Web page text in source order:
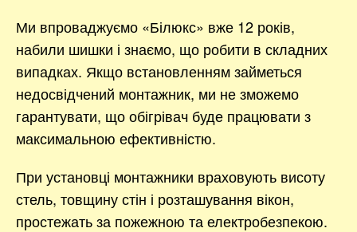
Ми впроваджуємо «Білюкс» вже 12 років,
набили шишки і знаємо, що робити в складних
випадках. Якщо встановленням займеться
недосвідчений монтажник, ми не зможемо
гарантувати, що обігрівач буде працювати з
максимальною ефективністю.
При установці монтажники враховують висоту
стель, товщину стін і розташування вікон,
простежать за пожежною та електробезпекою.